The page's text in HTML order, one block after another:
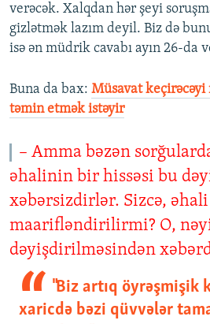
verəcək. Xalqdan hər şeyi
gizlətmək lazım deyil. Biz də
isə ən müdrik cavabı ayın 26-da
Buna da bax:​ Müsavat
təmin etmək istəyir
– Amma bəzən
əhalinin bir hissəsi bu
xəbərsizdirlər. Sizcə,
maarifləndirilirmi? O,
dəyişdirilməsindən
"Biz artıq öyrəşmişik
xaricdə bəzi qüvvələr